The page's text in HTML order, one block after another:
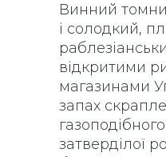
Винний
і солодкий,
відкритими
магазинами
запах
затверділої